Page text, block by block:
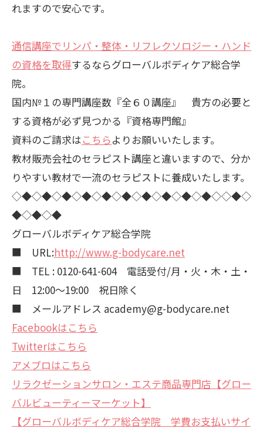
れますので安心です。
通信講座でリンパ・整体・リフレクソロジー・ハンド
の資格を取得するならグローバルボディケア総合学
院。
国内№１の専門講座数『全６０講座』 貴方の必要と
する資格が必ず見つかる『資格専門館』
資料のご請求はこちらよりお願いいたします。
教材販売会社のセラピスト講座と違いますので、分か
りやすい教材で一流のセラピストに養成いたします。
◇◆◇◆◇◆◇◆◇◆◇◆◇◆◇◆◇◆◇◆◇◇◆◇
◆◇◆◇◆
グローバルボディケア総合学院
■ URL:http://www.g-bodycare.net
■ TEL : 0120-641-604 電話受付/月・火・木・土・
日 12:00～19:00 祝日除く
■ メールアドレス academy@g-bodycare.net
Facebookはこちら
Twitterはこちら
アメブロはこちら
リラクゼーションサロン・エステ商品専門店【グロー
バルビューティーマーケット】
【グローバルボディケア総合学院 学費お支払いサイ